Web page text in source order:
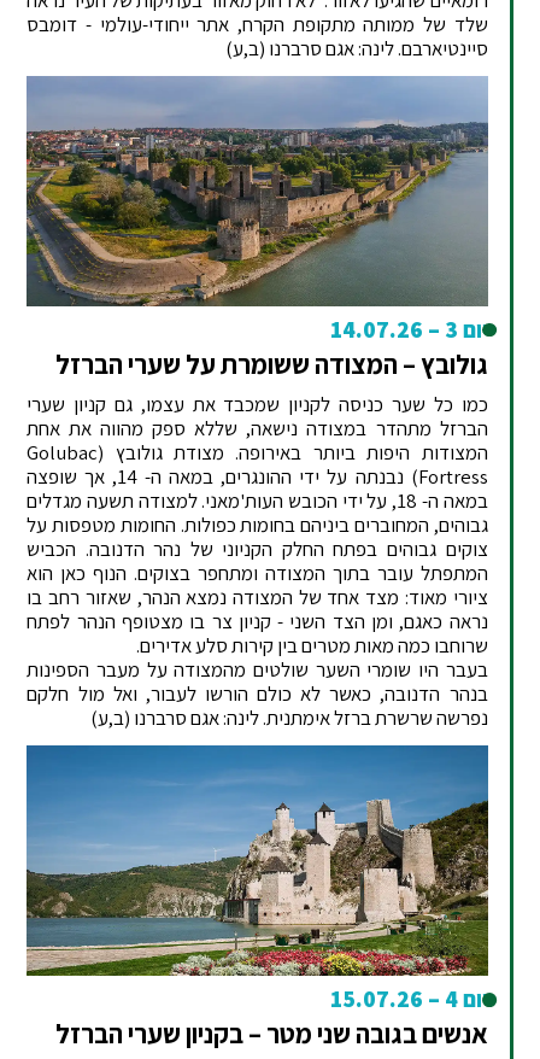
שלד של ממותה מתקופת הקרח, אתר ייחודי-עולמי - דומבס
סיינטיארבם. לינה: אגם סרברנו (ב,ע)
יום 3 – 14.07.26
גולובץ – המצודה ששומרת על שערי הברזל
כמו כל שער כניסה לקניון שמכבד את עצמו, גם קניון שערי
הברזל מתהדר במצודה נישאה, שללא ספק מהווה את אחת
המצודות היפות ביותר באירופה. מצודת גולובץ (Golubac
Fortress) נבנתה על ידי ההונגרים, במאה ה- 14, אך שופצה
במאה ה- 18, על ידי הכובש העות'מאני. למצודה תשעה מגדלים
גבוהים, המחוברים ביניהם בחומות כפולות. החומות מטפסות על
צוקים גבוהים בפתח החלק הקניוני של נהר הדנובה. הכביש
המתפתל עובר בתוך המצודה ומתחפר בצוקים. הנוף כאן הוא
ציורי מאוד: מצד אחד של המצודה נמצא הנהר, שאזור רחב בו
נראה כאגם, ומן הצד השני - קניון צר בו מצטופף הנהר לפתח
שרוחבו כמה מאות מטרים בין קירות סלע אדירים.
בעבר היו שומרי השער שולטים מהמצודה על מעבר הספינות
בנהר הדנובה, כאשר לא כולם הורשו לעבור, ואל מול חלקם
נפרשה שרשרת ברזל אימתנית. לינה: אגם סרברנו (ב,ע)
יום 4 – 15.07.26
אנשים בגובה שני מטר – בקניון שערי הברזל